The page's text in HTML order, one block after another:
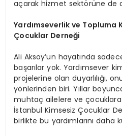
açarak hizmet sektörüne de
Yardımseverlik ve Topluma
Çocuklar Derneği
Ali Aksoy’un hayatında
başarılar yok. Yardımsever
projelerine olan duyarlılığı,
yönlerinden biri. Yıllar
muhtaç ailelere ve
İstanbul Kimsesiz Çocuklar
birlikte bu yardımlarını daha